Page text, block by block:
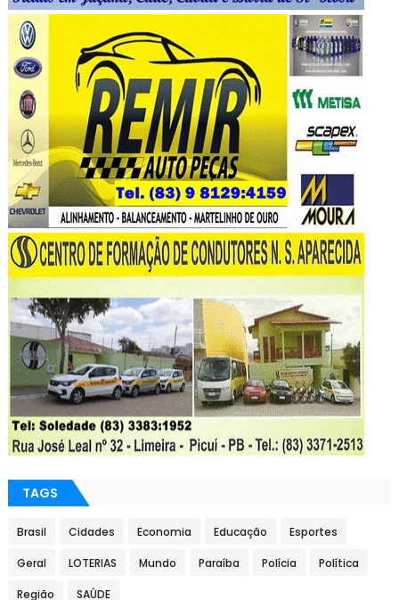
TAGS
Brasil Cidades Economia Educação Esportes
Geral LOTERIAS Mundo Paraíba Polícia Política
Região SAÚDE